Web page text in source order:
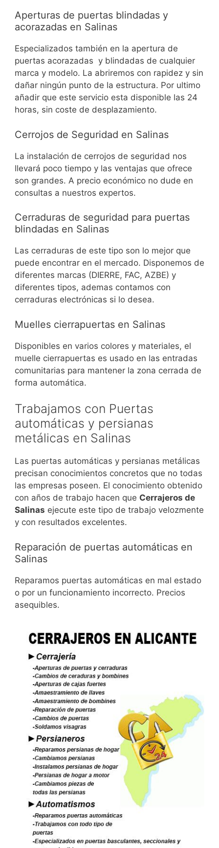
Aperturas de puertas blindadas y
acorazadas en Salinas
Especializados también en la apertura de
puertas acorazadas y blindadas de cualquier
marca y modelo. La abriremos con rapidez y sin
dañar ningún punto de la estructura. Por ultimo
añadir que este servicio esta disponible las 24
horas, sin coste de desplazamiento.
Cerrojos de Seguridad en Salinas
La instalación de cerrojos de seguridad nos
llevará poco tiempo y las ventajas que ofrece
son grandes. A precio económico no dude en
consultas a nuestros expertos.
Cerraduras de seguridad para puertas
blindadas en Salinas
Las cerraduras de este tipo son lo mejor que
puede encontrar en el mercado. Disponemos de
diferentes marcas (DIERRE, FAC, AZBE) y
diferentes tipos, ademas contamos con
cerraduras electrónicas si lo desea.
Muelles cierrapuertas en Salinas
Disponibles en varios colores y materiales, el
muelle cierrapuertas es usado en las entradas
comunitarias para mantener la zona cerrada de
forma automática.
Trabajamos con Puertas
automáticas y persianas
metálicas en Salinas
Las puertas automáticas y persianas metálicas
precisan conocimientos concretos que no todas
las empresas poseen. El conocimiento obtenido
con años de trabajo hacen que Cerrajeros de
Salinas ejecute este tipo de trabajo velozmente
y con resultados excelentes.
Reparación de puertas automáticas en
Salinas
Reparamos puertas automáticas en mal estado
o por un funcionamiento incorrecto. Precios
asequibles.